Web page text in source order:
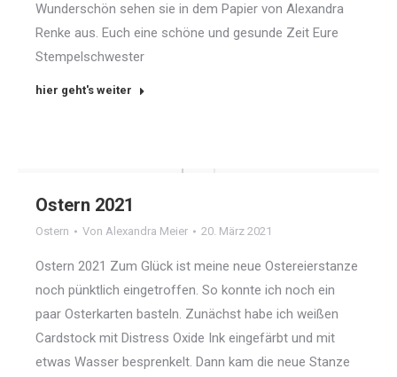
Wunderschön sehen sie in dem Papier von Alexandra
Renke aus. Euch eine schöne und gesunde Zeit Eure
Stempelschwester
hier geht's weiter
Ostern 2021
Ostern Von Alexandra Meier 20. März 2021
Ostern 2021 Zum Glück ist meine neue Ostereierstanze
noch pünktlich eingetroffen. So konnte ich noch ein
paar Osterkarten basteln. Zunächst habe ich weißen
Cardstock mit Distress Oxide Ink eingefärbt und mit
etwas Wasser besprenkelt. Dann kam die neue Stanze